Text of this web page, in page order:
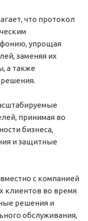
что протокол
упрощая
заменяя их
а также
принимая во
бизнеса,
и защитные
с компанией
клиентов во время
решения и
обслуживания,